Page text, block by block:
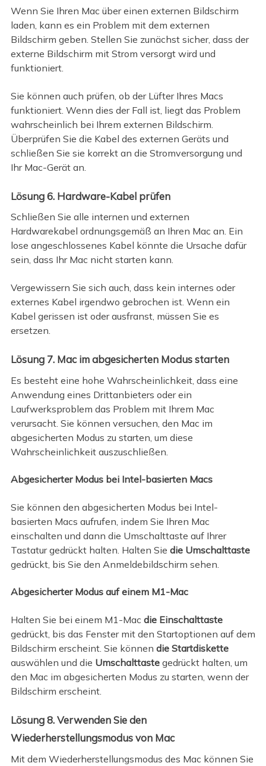
Wenn Sie Ihren Mac über einen externen Bildschirm
laden, kann es ein Problem mit dem externen
Bildschirm geben. Stellen Sie zunächst sicher, dass der
externe Bildschirm mit Strom versorgt wird und
funktioniert.
Sie können auch prüfen, ob der Lüfter Ihres Macs
funktioniert. Wenn dies der Fall ist, liegt das Problem
wahrscheinlich bei Ihrem externen Bildschirm.
Überprüfen Sie die Kabel des externen Geräts und
schließen Sie sie korrekt an die Stromversorgung und
Ihr Mac-Gerät an.
Lösung 6. Hardware-Kabel prüfen
Schließen Sie alle internen und externen
Hardwarekabel ordnungsgemäß an Ihren Mac an. Ein
lose angeschlossenes Kabel könnte die Ursache dafür
sein, dass Ihr Mac nicht starten kann.
Vergewissern Sie sich auch, dass kein internes oder
externes Kabel irgendwo gebrochen ist. Wenn ein
Kabel gerissen ist oder ausfranst, müssen Sie es
ersetzen.
Lösung 7. Mac im abgesicherten Modus starten
Es besteht eine hohe Wahrscheinlichkeit, dass eine
Anwendung eines Drittanbieters oder ein
Laufwerksproblem das Problem mit Ihrem Mac
verursacht. Sie können versuchen, den Mac im
abgesicherten Modus zu starten, um diese
Wahrscheinlichkeit auszuschließen.
Abgesicherter Modus bei Intel-basierten Macs
Sie können den abgesicherten Modus bei Intel-
basierten Macs aufrufen, indem Sie Ihren Mac
einschalten und dann die Umschalttaste auf Ihrer
Tastatur gedrückt halten. Halten Sie die Umschalttaste
gedrückt, bis Sie den Anmeldebildschirm sehen.
Abgesicherter Modus auf einem M1-Mac
Halten Sie bei einem M1-Mac die Einschalttaste
gedrückt, bis das Fenster mit den Startoptionen auf dem
Bildschirm erscheint. Sie können die Startdiskette
auswählen und die Umschalttaste gedrückt halten, um
den Mac im abgesicherten Modus zu starten, wenn der
Bildschirm erscheint.
Lösung 8. Verwenden Sie den
Wiederherstellungsmodus von Mac
Mit dem Wiederherstellungsmodus des Mac können Sie